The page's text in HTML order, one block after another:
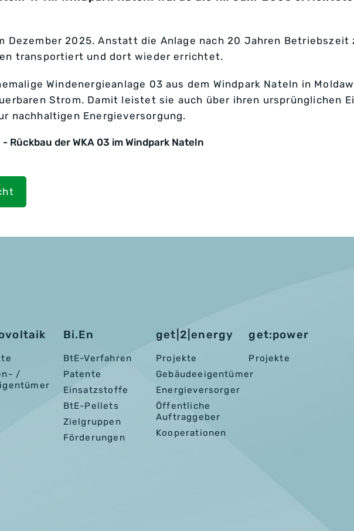
Dezember 2025. Anstatt die Anlage nach 20 Jahren Betriebszeit
transportiert und dort wieder errichtet.
Windenergieanlage 03 aus dem Windpark Nateln in
Strom. Damit leistet sie auch über ihren ursprünglichen
nachhaltigen Energieversorgung.
Rückbau der WKA 03 im Windpark Nateln
/
Bi.En
BtE-Verfahren
Patente
Einsatzstoffe
BtE-Pellets
Zielgruppen
Förderungen
get|2|energy
Projekte
Gebäudeeigentümer
Energieversorger
Öffentliche
Auftraggeber
Kooperationen
get:power
Projekte